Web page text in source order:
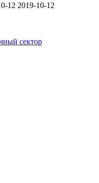
12 2019-10-12
сектор